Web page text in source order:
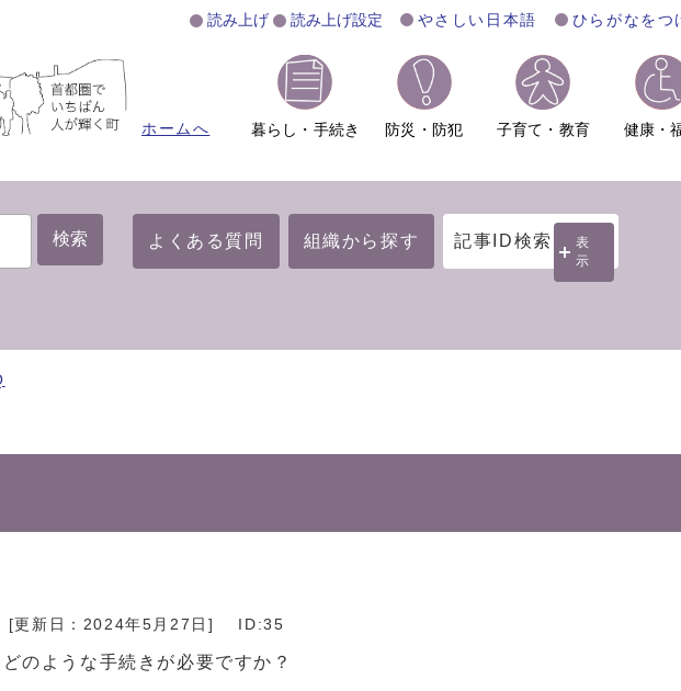
読み上げ 読み上げ設定 やさしい日本語 ひらがなをつ
ホームへ 暮らし・手続き 防災・防犯 子育て・教育 健康・
検索 よくある質問 組織から探す 記事ID検索
表
示
更新日： 2024年5月27日 ] ID:35
のような手続きが必要ですか？